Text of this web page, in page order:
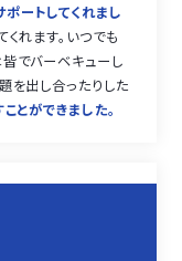
ートしてくれまし
れます。いつでも
でバーベキューし
を出し合ったりした
とができました。